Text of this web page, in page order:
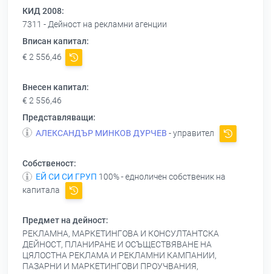
КИД 2008:
7311 - Дейност на рекламни агенции
Вписан капитал:
€ 2 556,46
Внесен капитал:
€ 2 556,46
Представляващи:
АЛЕКСАНДЪР МИНКОВ ДУРЧЕВ - управител
Собственост:
ЕЙ СИ СИ ГРУП 100% - едноличен собственик на
капитала
Предмет на дейност:
РЕКЛАМНА, МАРКЕТИНГОВА И КОНСУЛТАНТСКА
ДЕЙНОСТ, ПЛАНИРАНЕ И ОСЪЩЕСТВЯВАНЕ НА
ЦЯЛОСТНА РЕКЛАМА И РЕКЛАМНИ КАМПАНИИ,
ПАЗАРНИ И МАРКЕТИНГОВИ ПРОУЧВАНИЯ,